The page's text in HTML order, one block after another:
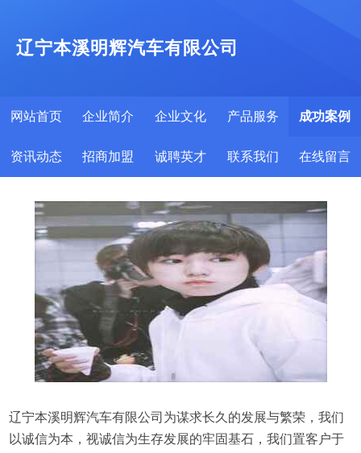
辽宁本溪明辉汽车有限公司
网站首页 企业简介 企业文化 产品服务 成功案例
资讯动态 招商加盟 诚聘英才 联系我们 在线留言
辽宁本溪明辉汽车有限公司为谋求长久的发展与繁荣，我们
以诚信为本，视诚信为生存发展的牢固基石，我们置客户于